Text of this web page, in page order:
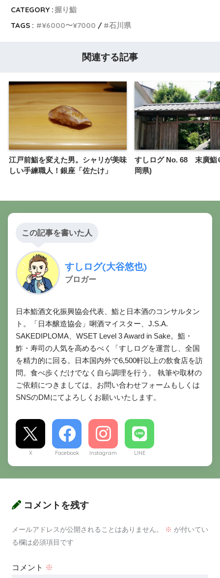
CATEGORY :握り鮨
TAGS :
¥6000〜¥7000 石川県
関連する記事
江戸前鮨を変えた男。シャリが美味
しい手練職人！銀座「佐たけ」
すしログ No. 68 末廣鮨
岡県)
この記事を書いた人
すしログ(大谷悠也)
ブロガー
日本鮨酒文化振興協会代表、鮨と日本酒のコンサルタン
ト。「日本醸造協会」唎酒マイスター、J.S.A.
SAKEDIPLOMA、WSET Level 3 Award in Sake。鮨・
鮓・寿司の人気を高めるべく「すしログを運営し、全国
を精力的に回る。日本国内外で6,500軒以上の飲食店を訪
問。食べ歩くだけでなく自ら調理を行う。 執筆や取材の
ご依頼につきましては、お問い合わせフォームもしくは
SNSのDMにてよろしくお願いいたします。
X Facebook Instagram LINE
コメントを残す
メールアドレスが公開されることはありません。 ※ が付いてい
る欄は必須項目です
コメント ※